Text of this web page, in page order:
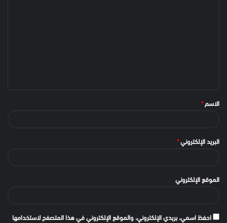
الاسم*
البريد الإلكتروني*
الموقع الإلكتروني
احفظ اسمي، بريدي الإلكتروني، والموقع الإلكتروني في هذا المتصفح لاستخدامها